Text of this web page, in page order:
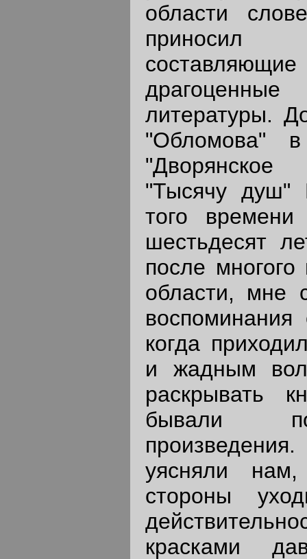
области
приносил
литературы.
"Обломова"
"Дворянское
"Тысячу душ"
того
шестьдесят
после
области, мне
когда
и жадным
раскрывать
бывали
уясняли
стороны
красками